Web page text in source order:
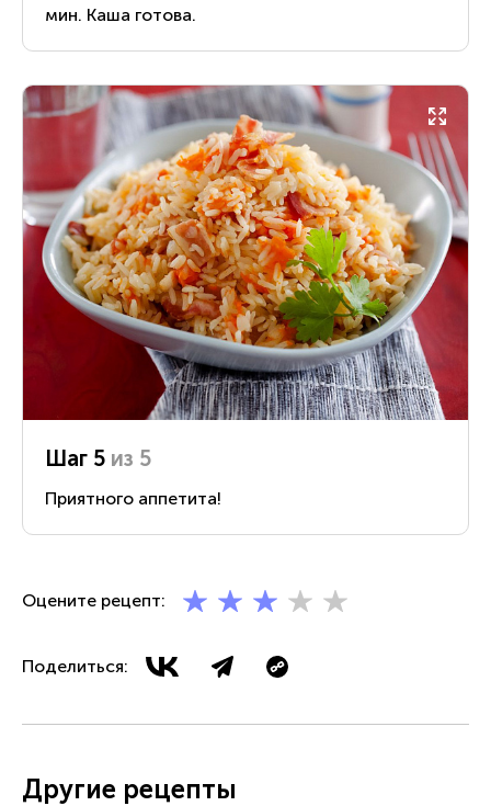
мин. Каша готова.
Шаг 5 из 5
Приятного аппетита!
Оцените рецепт:
Поделиться:
Другие рецепты